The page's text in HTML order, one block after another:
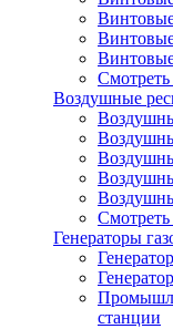
Смотреть
Воздушные
Смотреть
Генераторы
станции